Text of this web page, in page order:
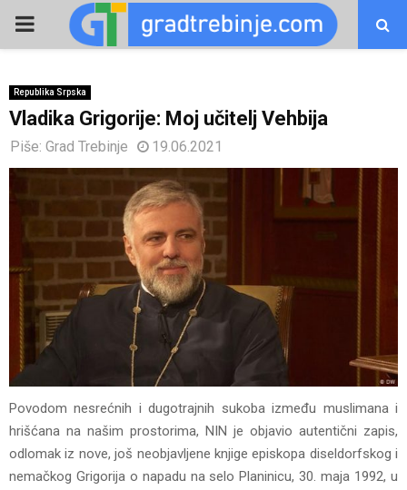
PRIMARY
Republika Srpska
Vladika Grigorije: Moj učitelj Vehbija
Piše: Grad Trebinje 19.06.2021
Povodom nesrećnih i dugotrajnih sukoba između muslimana i
hrišćana na našim prostorima, NIN je objavio autentični zapis,
odlomak iz nove, još neobjavljene knjige episkopa diseldorfskog i
nemačkog Grigorija o napadu na selo Planinicu, 30. maja 1992, u